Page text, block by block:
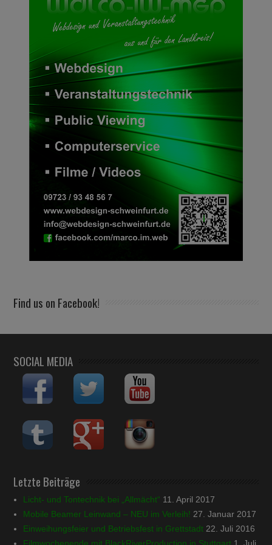
Find us on Facebook!
SOCIAL MEDIA
Letzte Beiträge
Licht- und Tontechnik bei „Allmächt“ 11. April 2017
Mobile Beamer Leinwand – NEU im Verleih! 27. Januar 2017
Einweihungsfeier und Betriebsfest in Grettstadt 22. Juli 2016